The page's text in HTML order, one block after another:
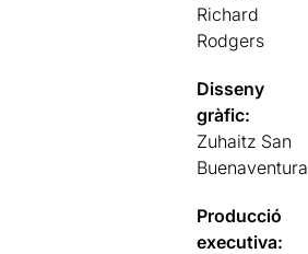
Richard
Rodgers
Disseny
gràfic:
Zuhaitz San
Buenaventura
Producció
executiva: